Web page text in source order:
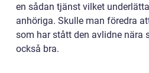
en sådan tjänst vilket
anhöriga. Skulle man föredra
som har stått den avlidne nära
också bra.